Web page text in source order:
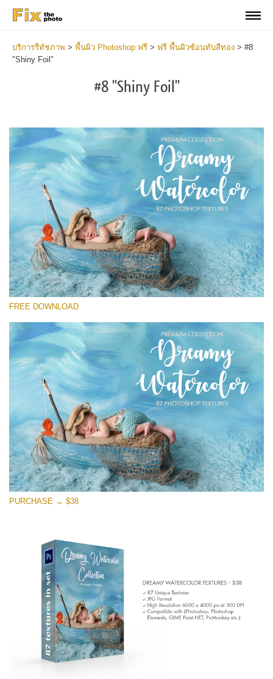
บริการรีทัชภาพ > พื้นผิว Photoshop ฟรี > ฟรี พื้นผิวซ้อนทับสีทอง > #8
"Shiny Foil"
#8 "Shiny Foil"
โปรดเลือก
Small 800*533px
Dreamy Watercolor
(85 Textures)
Large 6000*4000px
Entire Collection
(1783 Overlays)
Large 6000*4000px
ดาวน์โหลดฟรี
FREE DOWNLOAD
PURCHASE → $38